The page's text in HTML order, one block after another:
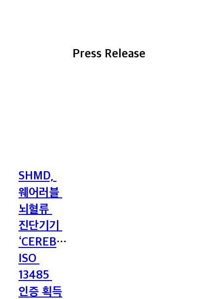
Press Release
13485
인증
획득
SHMD,
웨어러블
뇌혈류
진단기기
‘CEREBAND’
ISO
13485
인증
획득
SHMD,
웨어러블
뇌혈류
진단기기
‘CEREBAND’
ISO
13485
인증 획득